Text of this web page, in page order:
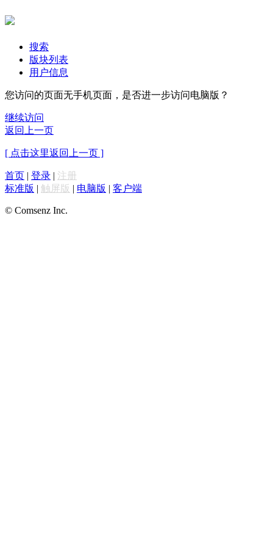
搜索
版块列表
用户信息
您访问的页面无手机页面，是否进一步访问电脑版？
继续访问
返回上一页
[ 点击这里返回上一页 ]
首页 | 登录 | 注册
标准版 | 触屏版 | 电脑版 | 客户端
© Comsenz Inc.